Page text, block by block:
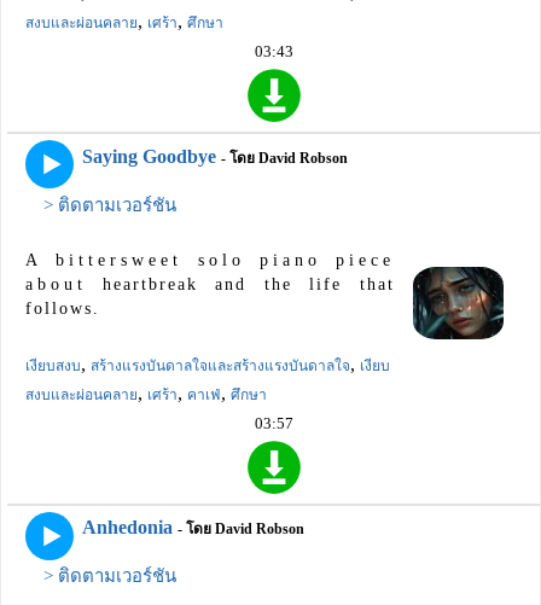
สงบและผ่อนคลาย, เศร้า, ศึกษา
03:43
Saying Goodbye - โดย David Robson
> ติดตามเวอร์ชัน
A bittersweet solo piano piece
about heartbreak and the life that
follows.
เงียบสงบ, สร้างแรงบันดาลใจและสร้างแรงบันดาลใจ, เงียบ
สงบและผ่อนคลาย, เศร้า, คาเฟ่, ศึกษา
03:57
Anhedonia - โดย David Robson
> ติดตามเวอร์ชัน